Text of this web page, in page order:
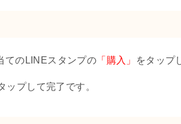
てのLINEスタンプの 「購入」 をタップ
プして完了です。